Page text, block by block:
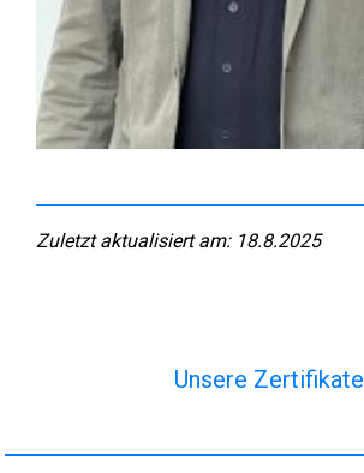
Zuletzt aktualisiert am: 18.8.2025
Unsere Zertifikate